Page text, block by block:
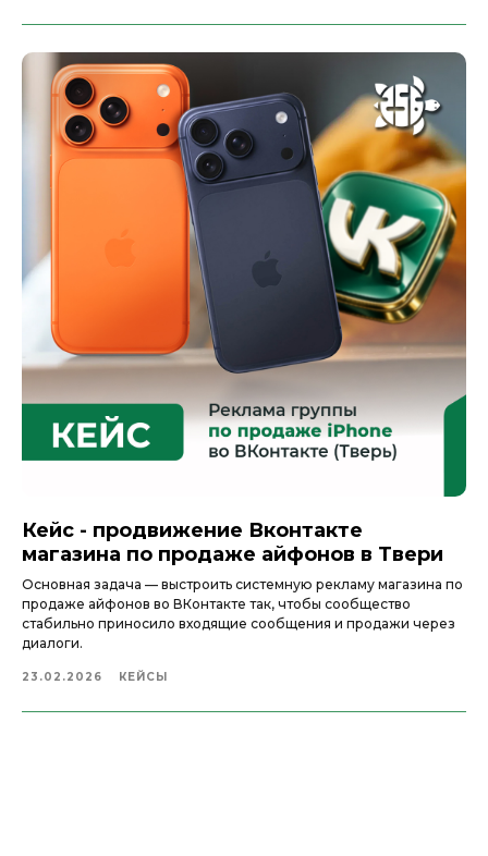
Кейс - продвижение Вконтакте
магазина по продаже айфонов в Твери
Основная задача — выстроить системную рекламу магазина по
продаже айфонов во ВКонтакте так, чтобы сообщество
стабильно приносило входящие сообщения и продажи через
диалоги.
23.02.2026 КЕЙСЫ